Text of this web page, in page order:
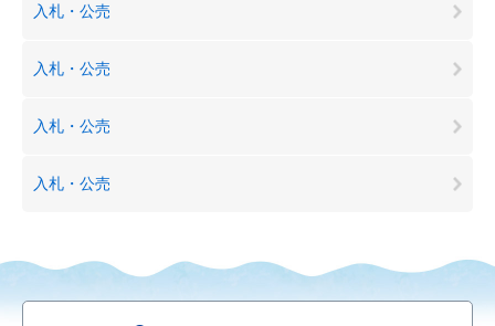
入札・公売
入札・公売
入札・公売
入札・公売